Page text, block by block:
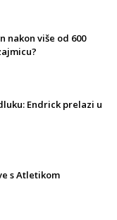
nakon više od 600
Endrick prelazi u
s Atletikom